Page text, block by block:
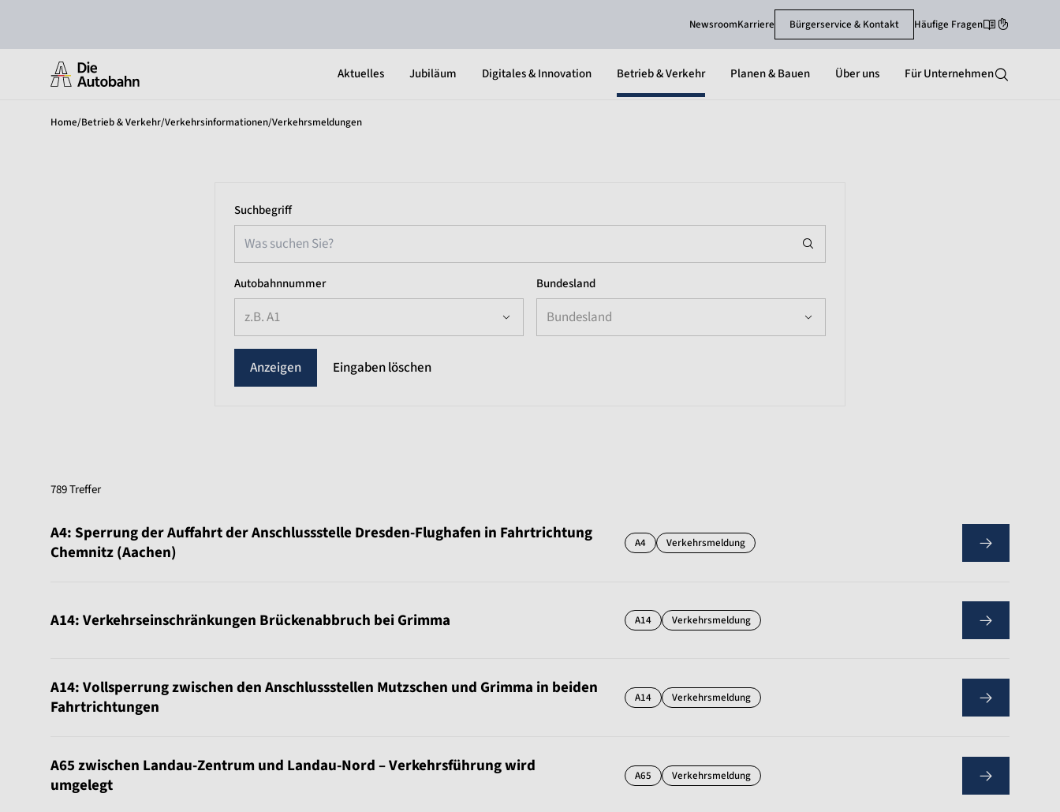
NewsroomKarriere Bürgerservice & Kontakt Häufige FragenLeichte Sprache
Aktuelles Jubiläum Digitales & Innovation Betrieb & Verkehr Planen & Bauen Über uns Für Unternehmen
Home/Betrieb & Verkehr/Verkehrsinformationen/Verkehrsmeldungen
Suchbegriff
Autobahnnummer
z.B. A1
Bundesland
Bundesland
Eingaben löschen
789 Treffer
A4: Sperrung der Auffahrt der Anschlussstelle Dresden-Flughafen in Fahrtrichtung
Chemnitz (Aachen)
A4 Verkehrsmeldung
A14: Verkehrseinschränkungen Brückenabbruch bei Grimma A14 Verkehrsmeldung
A14: Vollsperrung zwischen den Anschlussstellen Mutzschen und Grimma in beiden
Fahrtrichtungen
A14 Verkehrsmeldung
A65 zwischen Landau-Zentrum und Landau-Nord – Verkehrsführung wird
umgelegt
A65 Verkehrsmeldung